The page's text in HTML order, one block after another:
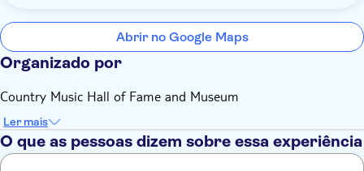
Abrir no Google Maps
Organizado por
Country Music Hall of Fame and Museum
Ler mais
O que as pessoas dizem sobre essa experiência